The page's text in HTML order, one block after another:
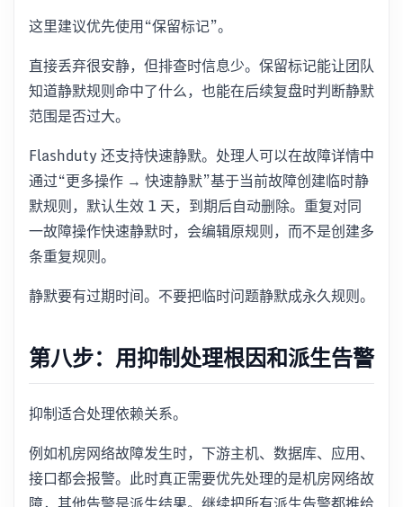
这里建议优先使用“保留标记”。
直接丢弃很安静，但排查时信息少。保留标记能让团队
知道静默规则命中了什么，也能在后续复盘时判断静默
范围是否过大。
Flashduty 还支持快速静默。处理人可以在故障详情中
通过“更多操作 → 快速静默”基于当前故障创建临时静
默规则，默认生效 1 天，到期后自动删除。重复对同
一故障操作快速静默时，会编辑原规则，而不是创建多
条重复规则。
静默要有过期时间。不要把临时问题静默成永久规则。
第八步：用抑制处理根因和派生告警
抑制适合处理依赖关系。
例如机房网络故障发生时，下游主机、数据库、应用、
接口都会报警。此时真正需要优先处理的是机房网络故